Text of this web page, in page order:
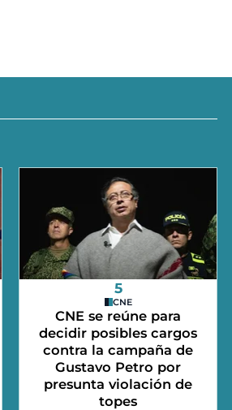
5
CNE
CNE se reúne para
decidir posibles cargos
contra la campaña de
Gustavo Petro por
presunta violación de
topes